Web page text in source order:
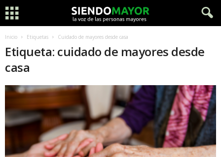
Inicio Etiquetas Cuidado de mayores desde casa
Etiqueta: cuidado de mayores desde
casa